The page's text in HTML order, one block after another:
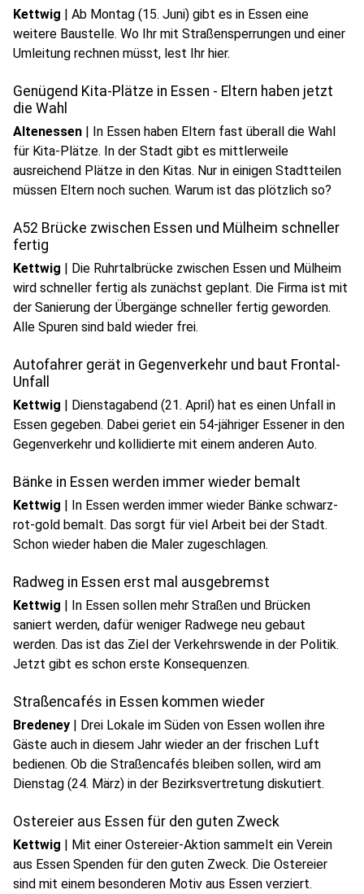
Kettwig | Ab Montag (15. Juni) gibt es in Essen eine
weitere Baustelle. Wo Ihr mit Straßensperrungen und einer
Umleitung rechnen müsst, lest Ihr hier.
Genügend Kita-Plätze in Essen - Eltern haben jetzt
die Wahl
Altenessen | In Essen haben Eltern fast überall die Wahl
für Kita-Plätze. In der Stadt gibt es mittlerweile
ausreichend Plätze in den Kitas. Nur in einigen Stadtteilen
müssen Eltern noch suchen. Warum ist das plötzlich so?
A52 Brücke zwischen Essen und Mülheim schneller
fertig
Kettwig | Die Ruhrtalbrücke zwischen Essen und Mülheim
wird schneller fertig als zunächst geplant. Die Firma ist mit
der Sanierung der Übergänge schneller fertig geworden.
Alle Spuren sind bald wieder frei.
Autofahrer gerät in Gegenverkehr und baut Frontal-
Unfall
Kettwig | Dienstagabend (21. April) hat es einen Unfall in
Essen gegeben. Dabei geriet ein 54-jähriger Essener in den
Gegenverkehr und kollidierte mit einem anderen Auto.
Bänke in Essen werden immer wieder bemalt
Kettwig | In Essen werden immer wieder Bänke schwarz-
rot-gold bemalt. Das sorgt für viel Arbeit bei der Stadt.
Schon wieder haben die Maler zugeschlagen.
Radweg in Essen erst mal ausgebremst
Kettwig | In Essen sollen mehr Straßen und Brücken
saniert werden, dafür weniger Radwege neu gebaut
werden. Das ist das Ziel der Verkehrswende in der Politik.
Jetzt gibt es schon erste Konsequenzen.
Straßencafés in Essen kommen wieder
Bredeney | Drei Lokale im Süden von Essen wollen ihre
Gäste auch in diesem Jahr wieder an der frischen Luft
bedienen. Ob die Straßencafés bleiben sollen, wird am
Dienstag (24. März) in der Bezirksvertretung diskutiert.
Ostereier aus Essen für den guten Zweck
Kettwig | Mit einer Ostereier-Aktion sammelt ein Verein
aus Essen Spenden für den guten Zweck. Die Ostereier
sind mit einem besonderen Motiv aus Essen verziert.